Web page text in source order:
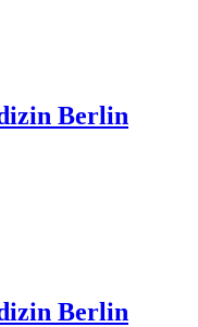
Berlin
Berlin